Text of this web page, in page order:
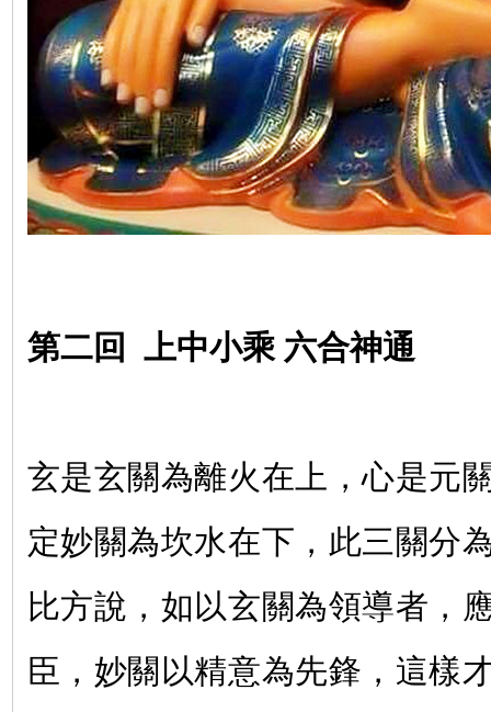
第二回 上中小乘 六合神通
玄是玄關為離火在上，心是元
定妙關為坎水在下，此三關分
比方說，如以玄關為領導者，
臣，妙關以精意為先鋒，這樣